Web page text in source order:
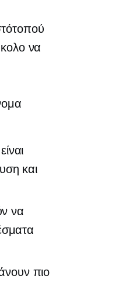
να
και
να
πιο